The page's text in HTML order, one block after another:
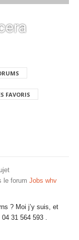
FAVORIS
le forum Jobs whv
? Moi j’y suis, et
31 564 593 .